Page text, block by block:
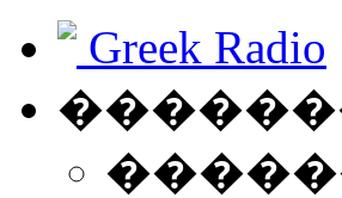
Greek Radio